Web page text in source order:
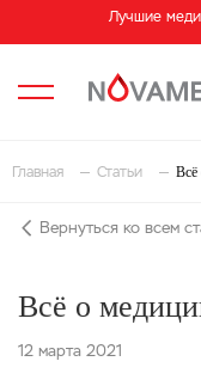
Лучшие
Главная Статьи Всё
Вернуться ко всем
Всё о
12 марта 2021